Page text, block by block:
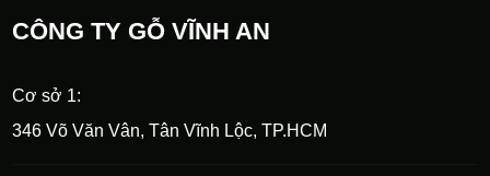
CÔNG TY GỖ VĨNH AN
Cơ sở 1:
346 Võ Văn Vân, Tân Vĩnh Lộc, TP.HCM